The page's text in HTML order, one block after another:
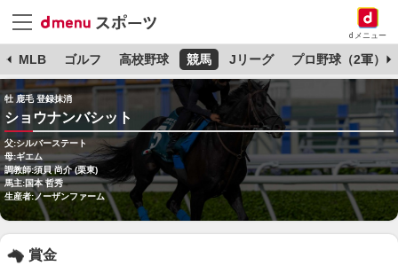
dメニュー
MLB ゴルフ 高校野球 競馬 Jリーグ プロ野球（2軍）
牡 鹿毛 登録抹消
ショウナンバシット
父:シルバーステート
母:ギエム
調教師:須貝 尚介 (栗東)
馬主:国本 哲秀
生産者:ノーザンファーム
賞金